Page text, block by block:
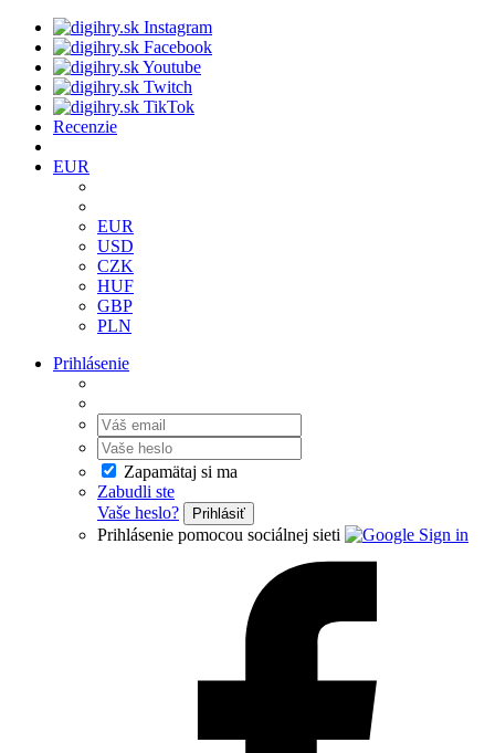
Recenzie
EUR
EUR
USD
CZK
HUF
GBP
PLN
Prihlásenie
Zapamätaj si ma
Zabudli ste
Vaše heslo?
Prihlásiť
Prihlásenie pomocou sociálnej sieti